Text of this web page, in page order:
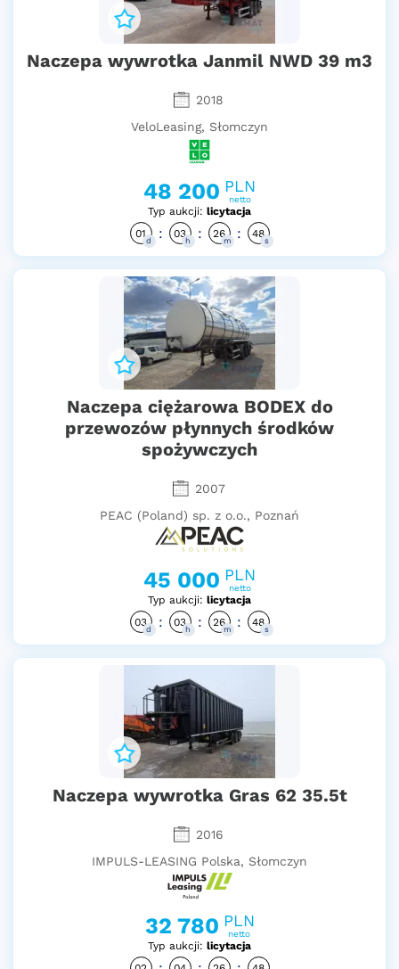
Naczepa wywrotka Janmil NWD 39 m3
2018
VeloLeasing, Słomczyn
48 200 PLN
netto
Typ aukcji: licytacja
01
d : 03
h : 26
m : 47
s
Naczepa ciężarowa BODEX do
przewozów płynnych środków
spożywczych
2007
PEAC (Poland) sp. z o.o., Poznań
45 000 PLN
netto
Typ aukcji: licytacja
03
d : 03
h : 26
m : 47
s
Naczepa wywrotka Gras 62 35.5t
2016
IMPULS-LEASING Polska, Słomczyn
32 780 PLN
netto
Typ aukcji: licytacja